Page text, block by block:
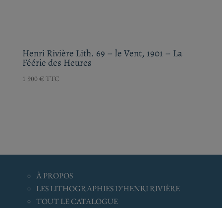
Henri Rivière Lith. 69 – le Vent, 1901 – La
Féérie des Heures
1 900€ TTC
ÀPROPOS
LES LITHOGRAPHIES D’HENRI RIVIÈRE
TOUT LE CATALOGUE